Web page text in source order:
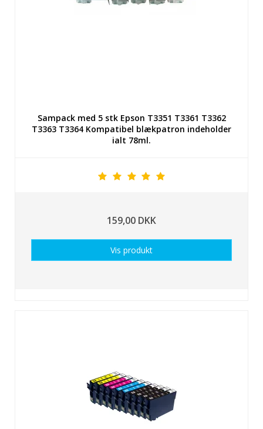
Sampack med 5 stk Epson T3351 T3361 T3362
T3363 T3364 Kompatibel blækpatron indeholder
ialt 78ml.
159,00 DKK
Vis produkt